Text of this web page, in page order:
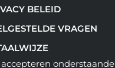
BELEID
VRAGEN
onderstaande